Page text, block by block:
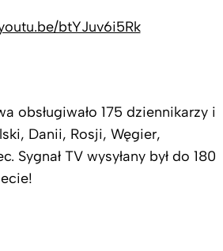
btYJuv6i5Rk
obsługiwało 175 dziennikarzy i
Danii, Rosji, Węgier,
Sygnał TV wysyłany był do 180